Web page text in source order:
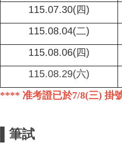
115.07.30(四)
115.08.04(二)
115.08.06(四)
115.08.29(六)
**** 准考證已於7/8(三) 掛
▌筆試